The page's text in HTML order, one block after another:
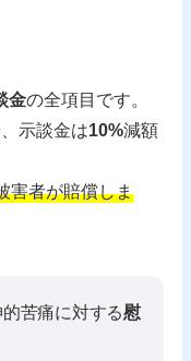
金の全項目です。
示談金は10%減額
害者が賠償しま
苦痛に対する慰